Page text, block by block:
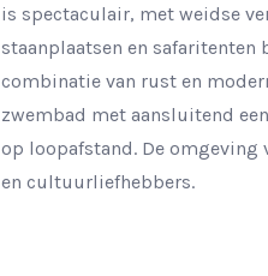
is spectaculair, met weidse
staanplaatsen en
combinatie van rust en
zwembad met aansluitend
op loopafstand. De omgeving
en cultuurliefhebbers.